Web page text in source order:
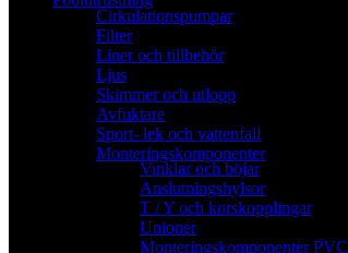
Cirkulationspumpar
Filter
Liner och tillbehör
Ljus
Skimmer och utlopp
Avfuktare
Sport- lek och vattenfall
Monteringskomponenter
Vinklar och böjar
Anslutningshylsor
T / Y och korskopplingar
Unioner
Monteringskomponenter PVC